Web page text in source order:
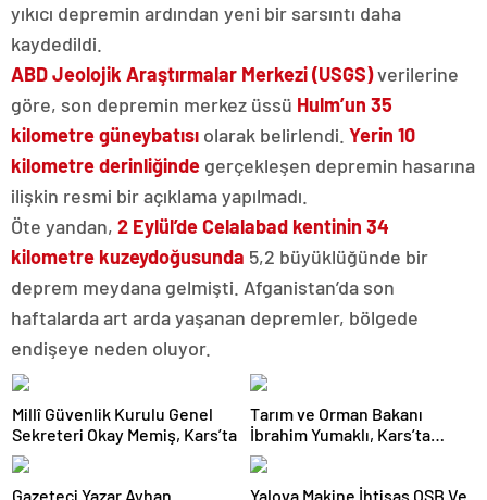
yıkıcı depremin ardından yeni bir sarsıntı daha
kaydedildi.
ABD Jeolojik Araştırmalar Merkezi (USGS)verilerine
göre, son depremin merkez üssü Hulm’un 35
kilometre güneybatısı olarak belirlendi. Yerin 10
kilometre derinliğinde gerçekleşen depremin hasarına
ilişkin resmi bir açıklama yapılmadı.
Öte yandan, 2 Eylül’de Celalabad kentinin 34
kilometre kuzeydoğusunda 5,2 büyüklüğünde bir
deprem meydana gelmişti. Afganistan’da son
haftalarda art arda yaşanan depremler, bölgede
endişeye neden oluyor.
Millî Güvenlik Kurulu Genel
Sekreteri Okay Memiş, Kars’ta
Tarım ve Orman Bakanı
İbrahim Yumaklı, Kars’ta
Esnafla Buluştu
Gazeteci Yazar Ayhan
Yalova Makine İhtisas OSB Ve